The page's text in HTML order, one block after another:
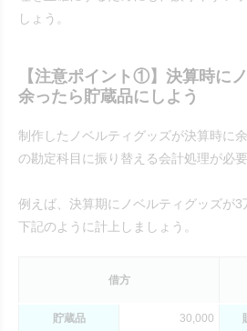
しょう。
【注意ポイント①】決算時に
余ったら貯蔵品にしよう
制作したノベルティグッズが決算時に
の勘定科目に振り替える会計処理が必要
例えば、決算期にノベルティグッズが3
下記のように計上しましょう。
借方
貯蔵品 30,000